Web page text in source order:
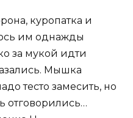
куропатка и
им однажды
за мукой идти
Мышка
тесто замесить, но
отговорились…